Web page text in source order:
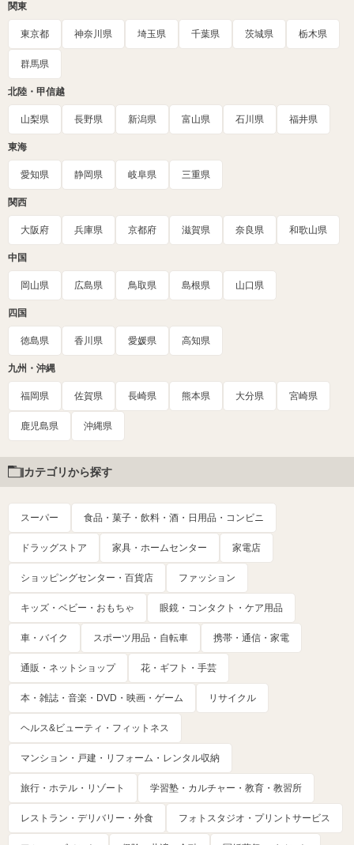
関東
東京都 神奈川県 埼玉県 千葉県 茨城県 栃木県
群馬県
北陸・甲信越
山梨県 長野県 新潟県 富山県 石川県 福井県
東海
愛知県 静岡県 岐阜県 三重県
関西
大阪府 兵庫県 京都府 滋賀県 奈良県 和歌山県
中国
岡山県 広島県 鳥取県 島根県 山口県
四国
徳島県 香川県 愛媛県 高知県
九州・沖縄
福岡県 佐賀県 長崎県 熊本県 大分県 宮崎県
鹿児島県 沖縄県
カテゴリから探す
スーパー 食品・菓子・飲料・酒・日用品・コンビニ
ドラッグストア 家具・ホームセンター 家電店
ショッピングセンター・百貨店 ファッション
キッズ・ベビー・おもちゃ 眼鏡・コンタクト・ケア用品
車・バイク スポーツ用品・自転車 携帯・通信・家電
通販・ネットショップ 花・ギフト・手芸
本・雑誌・音楽・DVD・映画・ゲーム リサイクル
ヘルス&ビューティ・フィットネス
マンション・戸建・リフォーム・レンタル収納
旅行・ホテル・リゾート 学習塾・カルチャー・教育・教習所
レストラン・デリバリー・外食 フォトスタジオ・プリントサービス